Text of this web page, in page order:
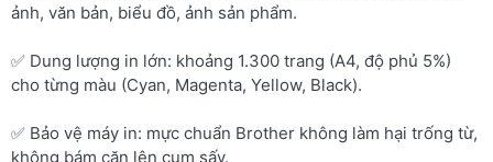
ảnh, văn bản, biểu đồ, ảnh sản phẩm.
✅ Dung lượng in lớn: khoảng 1.300 trang (A4, độ phủ 5%)
cho từng màu (Cyan, Magenta, Yellow, Black).
✅ Bảo vệ máy in: mực chuẩn Brother không làm hại trống từ,
không bám cặn lên cụm sấy.